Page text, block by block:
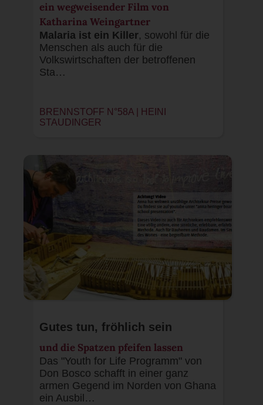
ein wegweisender Film von
Katharina Weingartner
Malaria ist ein Killer, sowohl für die
Menschen als auch für die
Volkswirtschaften der betroffenen
Sta…
BRENNSTOFF N°58A |
HEINI
STAUDINGER
Gutes tun, fröhlich sein
und die Spatzen pfeifen lassen
Das "Youth for Life Programm" von
Don Bosco schafft in einer ganz
armen Gegend im Norden von Ghana
ein Ausbil…